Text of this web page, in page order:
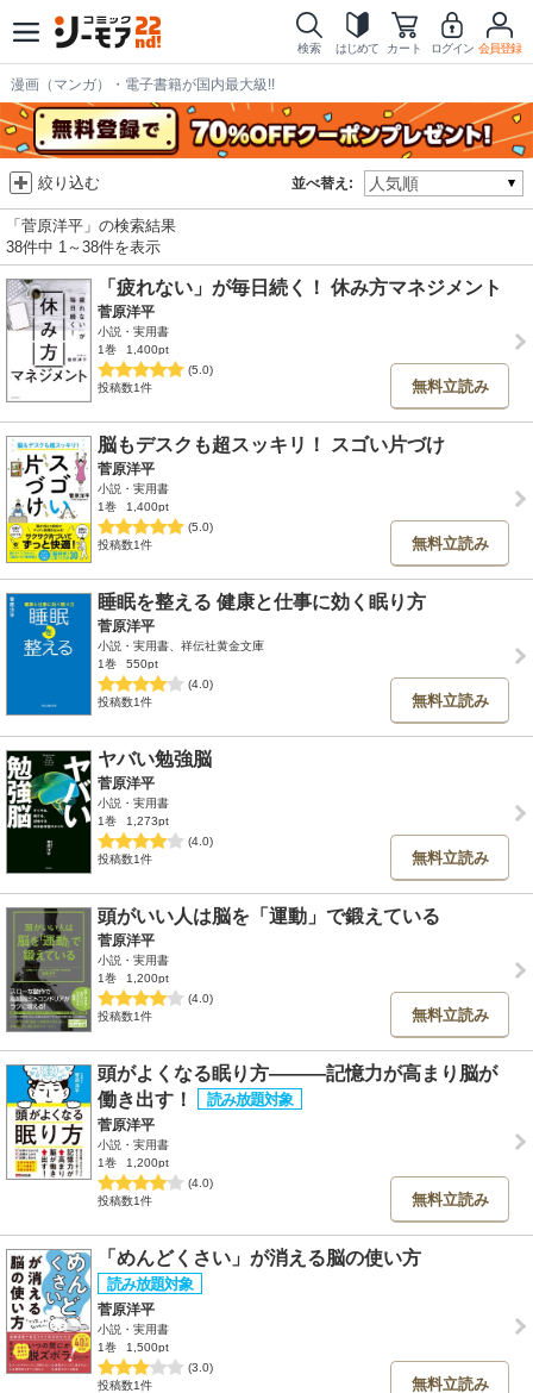
検索 はじめて カート ログイン 会員登録
漫画（マンガ）・電子書籍が国内最大級!!
並べ替え:
絞り込む
「菅原洋平」の検索結果
38件中 1～38件を表示
「疲れない」が毎日続く！ 休み方マネジメント
菅原洋平
小説・実用書
1巻
1,400pt
(5.0)
投稿数1件
無料立読み
脳もデスクも超スッキリ！ スゴい片づけ
菅原洋平
小説・実用書
1巻
1,400pt
(5.0)
投稿数1件
無料立読み
睡眠を整える 健康と仕事に効く眠り方
菅原洋平
小説・実用書、祥伝社黄金文庫
1巻
550pt
(4.0)
投稿数1件
無料立読み
ヤバい勉強脳
菅原洋平
小説・実用書
1巻
1,273pt
(4.0)
投稿数1件
無料立読み
頭がいい人は脳を「運動」で鍛えている
菅原洋平
小説・実用書
1巻
1,200pt
(4.0)
投稿数1件
無料立読み
頭がよくなる眠り方―――記憶力が高まり脳が
働き出す！
菅原洋平
小説・実用書
1巻
1,200pt
(4.0)
投稿数1件
無料立読み
「めんどくさい」が消える脳の使い方
菅原洋平
小説・実用書
1巻
1,500pt
(3.0)
投稿数1件
無料立読み